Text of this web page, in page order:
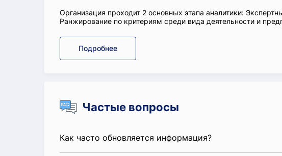
Организация проходит 2 основных этапа аналитики:
Ранжирование по критериям среди вида деятельности и
Подробнее
Частые вопросы
Как часто обновляется информация?